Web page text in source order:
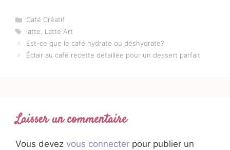
Catégories
Café Créatif
Étiquettes
latte, Latte Art
Est-ce que le café hydrate ou déshydrate?
Éclair au café recette détaillée pour un dessert parfait
Laisser un commentaire
Vous devez vous connecter pour publier un